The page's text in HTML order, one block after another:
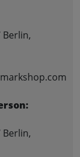
Berlin,
Berlin,